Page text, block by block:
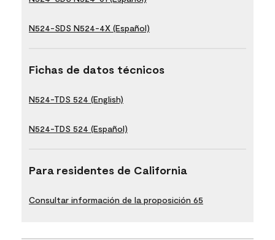
N524-SDS N524-4X (Español)
Fichas de datos técnicos
N524-TDS 524 (English)
N524-TDS 524 (Español)
Para residentes de California
Consultar información de la proposición 65